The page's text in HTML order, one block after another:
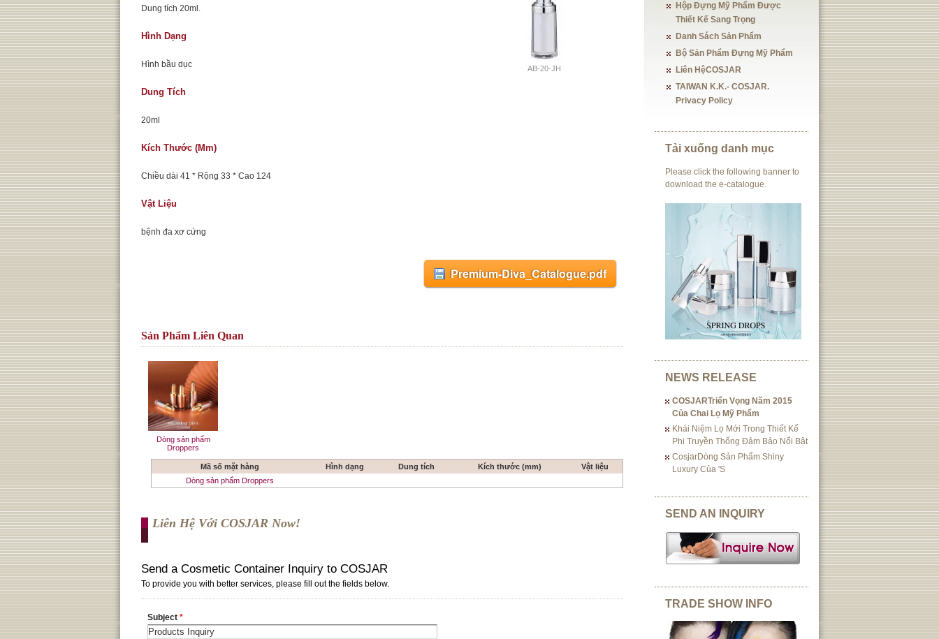
AB-20-JH
Dung tích 20ml.
Hình Dạng
Hình bầu dục
Dung Tích
20ml
Kích Thước (mm)
Chiều dài 41 * Rộng 33 * Cao 124
Vật Liệu
bệnh đa xơ cứng
Premium-Diva_Catalogue.pdf
Sản Phẩm Liên Quan
Dòng sản phẩm
Droppers
Mã số mặt hàng Hình dạng Dung tích Kích thước (mm)
Vật liệu
Dòng sản phẩm Droppers
Liên Hệ Với COSJAR Now!
Hộp Đựng Mỹ Phẩm Được
Thiết Kế Sang Trọng
Danh Sách Sản Phẩm
Bộ Sản Phẩm Đựng Mỹ Phẩm
Liên HệCOSJAR
TAIWAN K.K.- COSJAR.
Privacy Policy
Tải xuống danh mục
Please click the following banner to
download the e-catalogue.
NEWS RELEASE
COSJARTriển Vọng Năm 2015
Của Chai Lọ Mỹ Phẩm
Khái Niệm Lọ Mới Trong Thiết Kế
Phi Truyền Thống Đảm Bảo Nổi Bật
CosjarDòng Sản Phẩm Shiny
Luxury Của 's
SEND AN INQUIRY
TRADE SHOW INFO